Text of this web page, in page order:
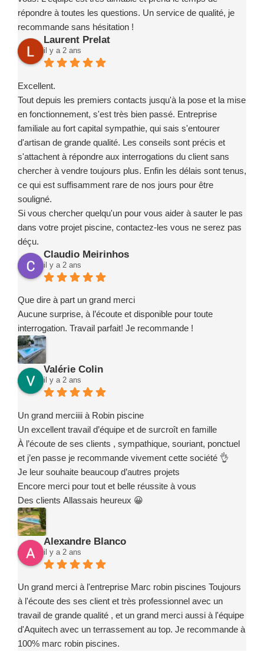
répondre à toutes les questions. Un service de qualité, je
recommande sans hésitation !
Laurent Prelat
il y a 2 ans
Excellent.
Tout depuis les premiers contacts jusqu'à la pose et la mise
en fonctionnement, s'est très bien passé. Entreprise
familiale au fort capital sympathie, qui sais s'entourer
d'artisan de grande qualité. Les conseils sont précis et
s'attachent à répondre aux interrogations du client sans
chercher à vendre toujours plus. Enfin les délais sont tenus,
ce qui est suffisamment rare de nos jours pour être
souligné.
Si vous chercher quelqu'un pour vous aider à sauter le pas
dans votre projet piscine, contactez-les vous ne serez pas
déçu.
Claudio Meirinhos
il y a 2 ans
Que dire à part un grand merci
Aucune surprise, à l’écoute et disponible pour toute
interrogation. Travail parfait! Je recommande !
Valérie Colin
il y a 2 ans
Un grand merciiii à Robin piscine
Un excellent travail d’équipe et de surcroît en famille
À l’écoute de ses clients , sympathique, souriant, ponctuel
et j’en passe je recommande vivement cette société 👌
Je leur souhaite beaucoup d’autres projets
Encore merci pour tout et belle réussite à vous
Des clients Allassais heureux 😀
Alexandre Blanco
il y a 2 ans
Un grand merci à l'entreprise Marc robin piscines Toujours
à l'écoute des ses client et très professionnel avec un
travail de grande qualité , et un grand merci aussi à l'équipe
d'Aquitech avec un terrassement au top. Je recommande à
100% marc robin piscines.